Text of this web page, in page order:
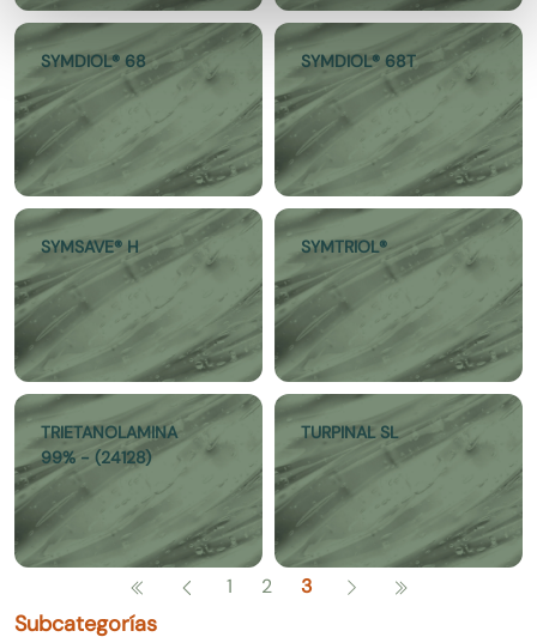
SYMDIOL® 68 SYMDIOL® 68T
SYMSAVE® H SYMTRIOL®
TRIETANOLAMINA
99% - (24128)
TURPINAL SL
1 2 3
Subcategorías